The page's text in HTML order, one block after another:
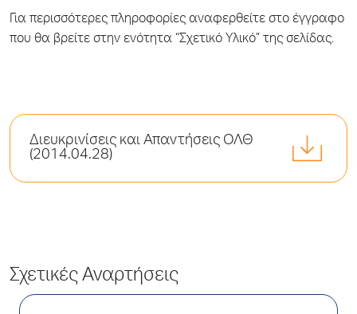
Για περισσότερες πληροφορίες αναφερθείτε στο έγγραφο
που θα βρείτε στην ενότητα “Σχετικό Υλικό” της σελίδας.
Διευκρινίσεις και Απαντήσεις ΟΛΘ
(2014.04.28)
Σχετικές Αναρτήσεις